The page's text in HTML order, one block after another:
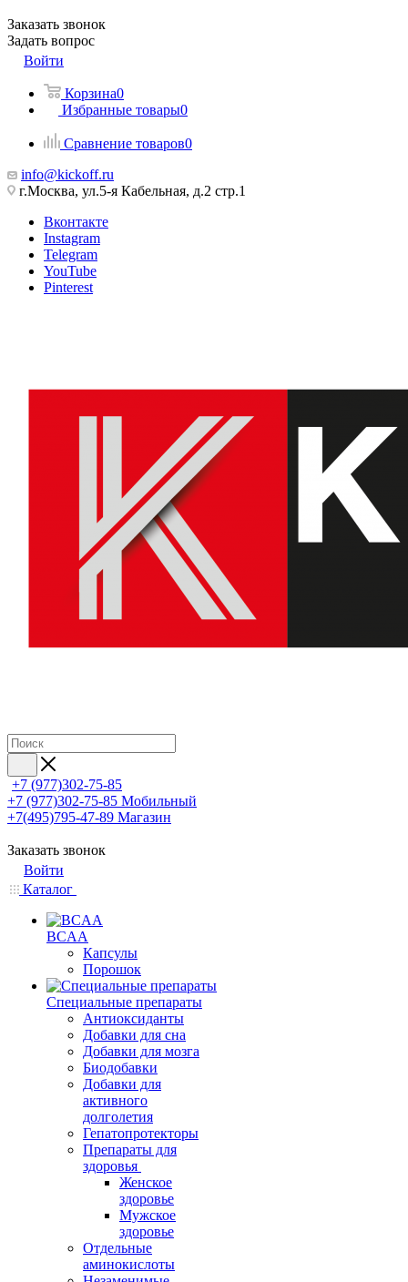
Заказать звонок
Задать вопрос
Войти
Корзина0
Избранные товары0
Сравнение товаров0
info@kickoff.ru
г.Москва, ул.5-я Кабельная, д.2 стр.1
Вконтакте
Instagram
Telegram
YouTube
Pinterest
+7 (977)302-75-85
+7 (977)302-75-85 Мобильный
+7(495)795-47-89 Магазин
Заказать звонок
Войти
Каталог
BCAA
Капсулы
Порошок
Cпециальные препараты
Антиоксиданты
Добавки для сна
Добавки для мозга
Биодобавки
Добавки для
активного
долголетия
Гепатопротекторы
Препараты для
здоровья
Женское
здоровье
Мужское
здоровье
Отдельные
аминокислоты